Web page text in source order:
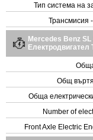
Тип система на
Трансмисия
Mercedes Benz SL
Електродвигател
Общ
Обща
Number of
Front Axle Electric